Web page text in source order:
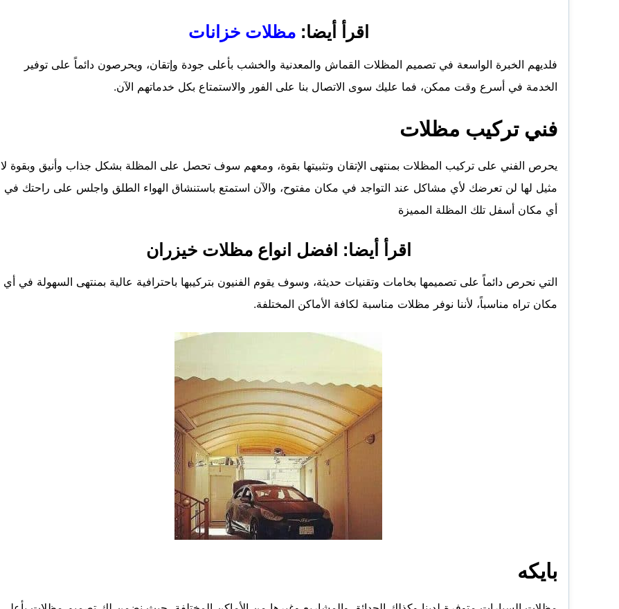
اقرأ أيضا:مظلات خزانات
فلديهم الخبرة الواسعة في تصميم المظلات القماش والمعدنية والخشب بأعلى جودة وإتقان، ويحرصون دائماً على توفير
الخدمة في أسرع وقت ممكن، فما عليك سوى الاتصال بنا على الفور والاستمتاع بكل خدماتهم الآن.
فني تركيب مظلات
يحرص الفني على تركيب المظلات بمنتهى الإتقان وتثبيتها بقوة، ومعهم سوف تحصل على المظلة بشكل جذاب وأنيق وبقوة لا
مثيل لها لن تعرضك لأي مشاكل عند التواجد في مكان مفتوح، والآن استمتع باستنشاق الهواء الطلق واجلس على راحتك في
أي مكان أسفل تلك المظلة المميزة
اقرأ أيضا: افضل انواع مظلات خيزران
التي نحرص دائماً على تصميمها بخامات وتقنيات حديثة، وسوف يقوم الفنيون بتركيبها باحترافية عالية بمنتهى السهولة في أي
مكان تراه مناسباً، لأننا نوفر مظلات مناسبة لكافة الأماكن المختلفة.
بايكه